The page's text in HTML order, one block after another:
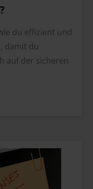
du effizient und
damit du
auf der sicheren